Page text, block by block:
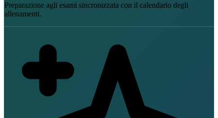
Preparazione agli esami sincronizzata con il calendario degli
allenamenti.